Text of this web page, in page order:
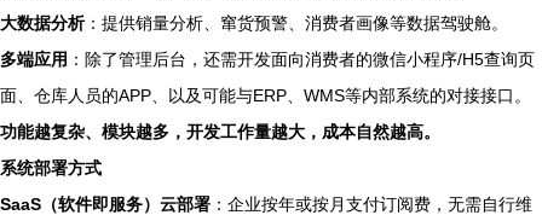
大数据分析：提供销量分析、窜货预警、消费者画像等数据驾驶舱。
多端应用 ：除了管理后台，还需开发面向消费者的微信小程序/H5查询页
面、仓库人员的APP、以及可能与ERP、WMS等内部系统的对接接口。
功能越复杂、模块越多，开发工作量越大，成本自然越高。
系统部署方式
SaaS（软件即服务）云部署 ：企业按年或按月支付订阅费，无需自行维